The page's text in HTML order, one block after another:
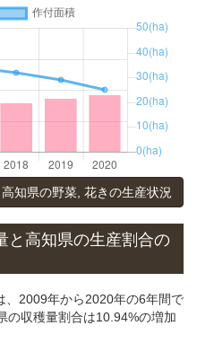
高知県の野菜, 花きの生産状況
と高知県の生産割合の
、2009年から2020年の6年間で
の収穫量割合は10.94%の増加